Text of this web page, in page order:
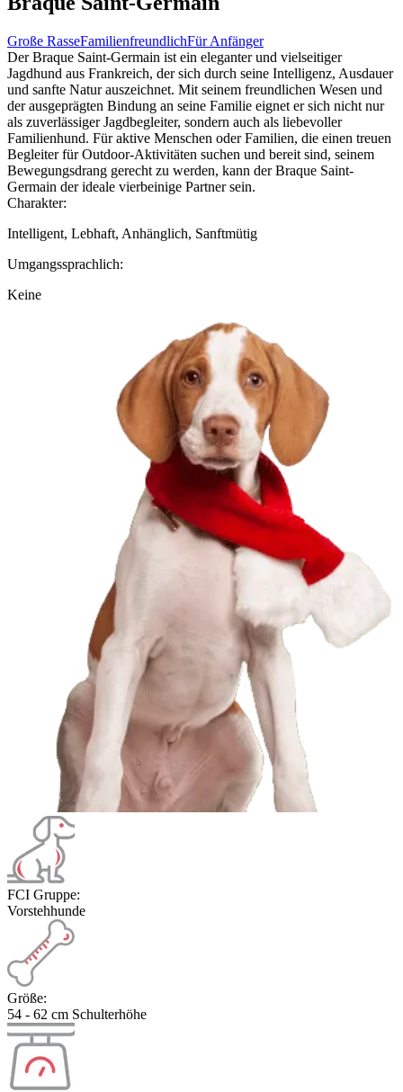
Große RasseFamilienfreundlichFür Anfänger
Der Braque Saint-Germain ist ein eleganter und vielseitiger
Jagdhund aus Frankreich, der sich durch seine Intelligenz, Ausdauer
und sanfte Natur auszeichnet. Mit seinem freundlichen Wesen und
der ausgeprägten Bindung an seine Familie eignet er sich nicht nur
als zuverlässiger Jagdbegleiter, sondern auch als liebevoller
Familienhund. Für aktive Menschen oder Familien, die einen treuen
Begleiter für Outdoor-Aktivitäten suchen und bereit sind, seinem
Bewegungsdrang gerecht zu werden, kann der Braque Saint-
Germain der ideale vierbeinige Partner sein.
Charakter:
Intelligent, Lebhaft, Anhänglich, Sanftmütig
Umgangssprachlich:
Keine
FCI Gruppe:
Vorstehhunde
Größe:
54 - 62 cm Schulterhöhe